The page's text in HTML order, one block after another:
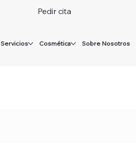
Servicios Cosmética Sobre Nosotros
Pedir cita